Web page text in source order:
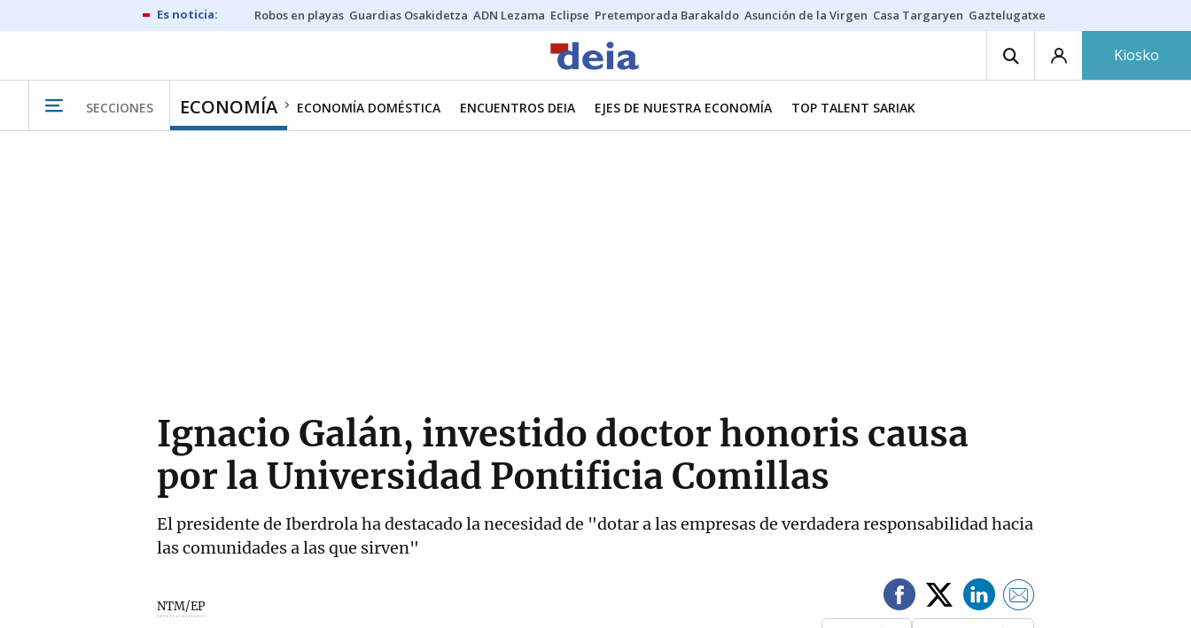
Robos en playas Guardias Osakidetza ADN Lezama Eclipse Pretemporada Barakaldo Asunción de la Virgen Casa Targaryen Gaztelugatxe
Kiosko
SECCIONES ECONOMÍA ECONOMÍA DOMÉSTICA ENCUENTROS DEIA EJES DE NUESTRA ECONOMÍA TOP TALENT SARIAK
Ignacio Galán, investido doctor honoris causa
por la Universidad Pontificia Comillas
El presidente de Iberdrola ha destacado la necesidad de "dotar a las empresas de verdadera responsabilidad hacia
las comunidades a las que sirven"
NTM/EP